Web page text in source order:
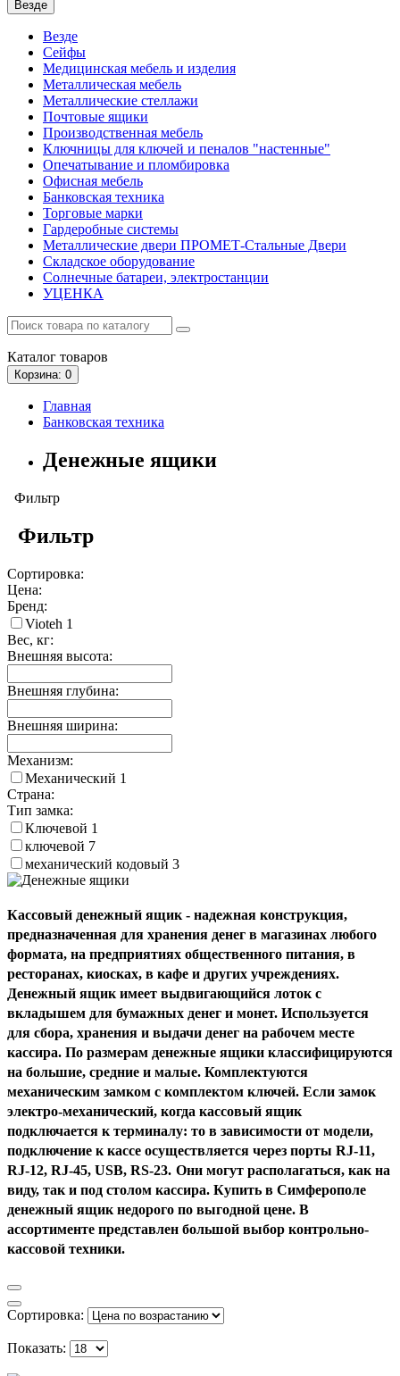
Везде
Везде
Сейфы
Медицинская мебель и изделия
Металлическая мебель
Металлические стеллажи
Почтовые ящики
Производственная мебель
Ключницы для ключей и пеналов "настенные"
Опечатывание и пломбировка
Офисная мебель
Банковская техника
Торговые марки
Гардеробные системы
Металлические двери ПРОМЕТ-Стальные Двери
Складское оборудование
Солнечные батареи, электростанции
УЦЕНКА
Каталог товаров
Корзина: 0
Главная
Банковская техника
Денежные ящики
Фильтр
Фильтр
Сортировка:
Цена:
Бренд:
Vioteh 1
Вес, кг:
Внешняя высота:
Внешняя глубина:
Внешняя ширина:
Механизм:
Механический 1
Страна:
Тип замка:
Ключевой 1
ключевой 7
механический кодовый 3
Кассовый денежный ящик - надежная конструкция,
предназначенная для хранения денег в магазинах любого
формата, на предприятиях общественного питания, в
ресторанах, киосках, в кафе и других учреждениях.
Денежный ящик имеет выдвигающийся лоток с
вкладышем для бумажных денег и монет. Используется
для сбора, хранения и выдачи денег на рабочем месте
кассира. По размерам денежные ящики классифицируются
на большие, средние и малые. Комплектуются
механическим замком с комплектом ключей. Если замок
электро-механический, когда кассовый ящик
подключается к терминалу: то в зависимости от модели,
подключение к кассе осуществляется через порты RJ-11,
RJ-12, RJ-45, USB, RS-23. Они могут располагаться, как на
виду, так и под столом кассира. Купить в Симферополе
денежный ящик недорого по выгодной цене. В
ассортименте представлен большой выбор контрольно-
кассовой техники.
Сортировка:
Показать: